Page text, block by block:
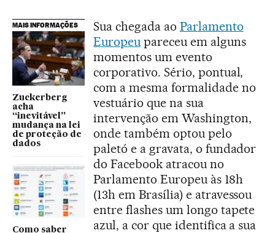
MAIS INFORMAÇÕES
Zuckerberg
acha
“inevitável”
mudança na lei
de proteção de
dados
Como saber
Sua chegada ao Parlamento
Europeupareceu em alguns
momentos um evento
corporativo. Sério, pontual,
com a mesma formalidade no
vestuário que na sua
intervenção em Washington,
onde também optou pelo
paletó e a gravata, o fundador
do Facebook atracou no
Parlamento Europeu às 18h
(13h em Brasília) e atravessou
entre flashes um longo tapete
azul, a cor que identifica a sua